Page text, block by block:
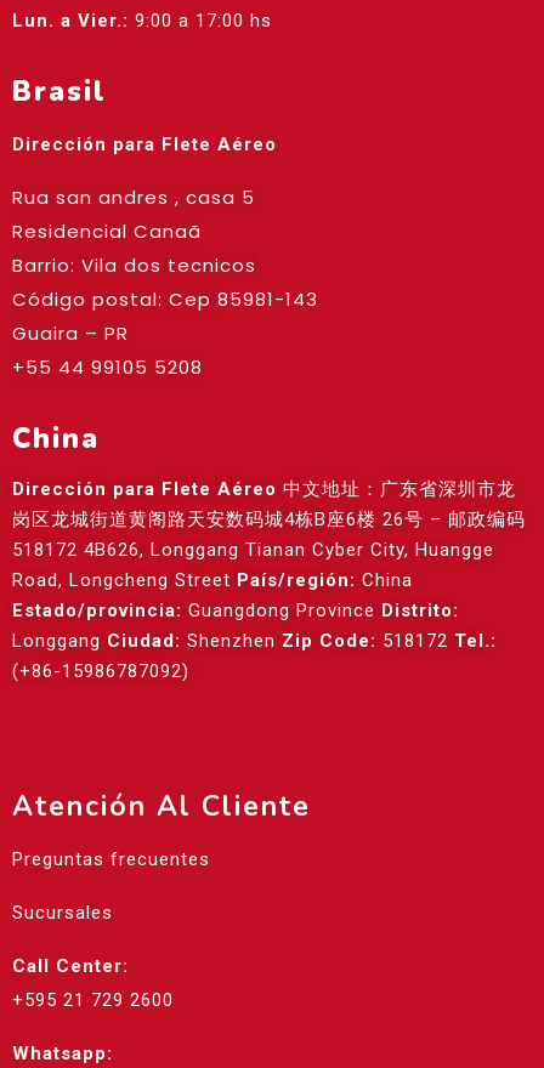
Lun. a Vier.: 9:00 a 17:00 hs
Brasil
Dirección para Flete Aéreo
Rua san andres , casa 5
Residencial Canaã
Barrio: Vila dos tecnicos
Código postal: Cep 85981-143
Guaira – PR
+55 44 99105 5208
China
Dirección para Flete Aéreo 中文地址：广东省深圳市龙
岗区龙城街道黄阁路天安数码城4栋B座6楼 26号 – 邮政编码
518172 4B626, Longgang Tianan Cyber City, Huangge
Road, Longcheng Street País/región: China
Estado/provincia: Guangdong Province Distrito:
Longgang Ciudad: Shenzhen Zip Code: 518172 Tel.:
(+86-15986787092)
Atención Al Cliente
Preguntas frecuentes
Sucursales
Call Center:
+595 21 729 2600
Whatsapp: